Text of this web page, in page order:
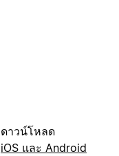
ดาวน์โหลด
iOS และ Android